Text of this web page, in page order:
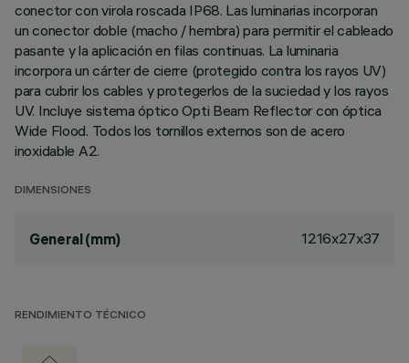
conector con virola roscada IP68. Las luminarias incorporan
un conector doble (macho / hembra) para permitir el cableado
pasante y la aplicación en filas continuas. La luminaria
incorpora un cárter de cierre (protegido contra los rayos UV)
para cubrir los cables y protegerlos de la suciedad y los rayos
UV. Incluye sistema óptico Opti Beam Reflector con óptica
Wide Flood. Todos los tornillos externos son de acero
inoxidable A2.
DIMENSIONES
General (mm) 1216x27x37
RENDIMIENTO TÉCNICO